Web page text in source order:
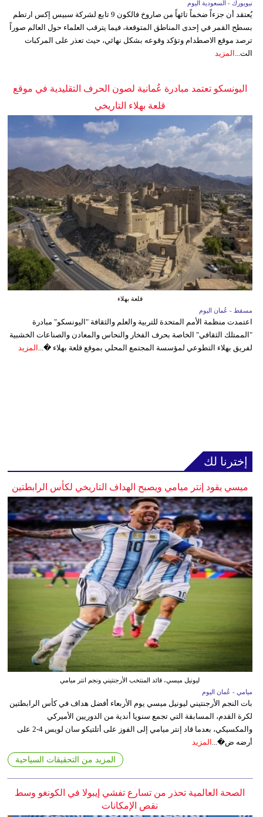
نيويورك - السعودية اليوم
يُعتقد أن جزءاً ضخماً تائهاً من صاروخ فالكون 9 تابع لشركة سبيس إكس ارتطم
بسطح القمر في إحدى المناطق المتوقعة، فيما يترقب العلماء حول العالم صوراً
ترصد موقع الاصطدام وتؤكد وقوعه بشكل نهائي، حيث تعذر على المركبات
الت... المزيد
اليونسكو تعتمد مبادرة عُمانية لصون الحرف التقليدية في موقع
قلعة بهلاء التاريخي
قلعة بهلاء
مسقط - عُمان اليوم
اعتمدت منظمة الأمم المتحدة للتربية والعلم والثقافة "اليونسكو" مبادرة
"الممتلك الثقافي" الخاصة بحرف الفخار والنحاس والمعادن والصناعات الخشبية
لفريق بهلاء التطوعي لمؤسسة المجتمع المحلي بموقع قلعة بهلاء �... المزيد
إخترنا لك
ميسي يقود إنتر ميامي ويصبح الهداف التاريخي لكأس الرابطتين
ليونيل ميسي، قائد المنتخب الأرجنتيني ونجم انتر ميامي
ميامي - عُمان اليوم
بات النجم الأرجنتيني ليونيل ميسي يوم الأربعاء أفضل هداف في كأس الرابطتين
لكرة القدم، المسابقة التي تجمع سنويا أندية من الدوريين الأميركي
والمكسيكي، بعدما قاد إنتر ميامي إلى الفوز على أتلتيكو سان لويس 4-2 على
أرضه ض�...
المزيد
المزيد من التحقيقات السياحية
الصحة العالمية تحذر من تسارع تفشي إيبولا في الكونغو وسط
نقص الإمكانات